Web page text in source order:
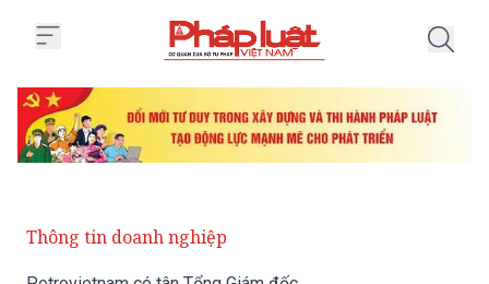
Thông tin doanh nghiệp